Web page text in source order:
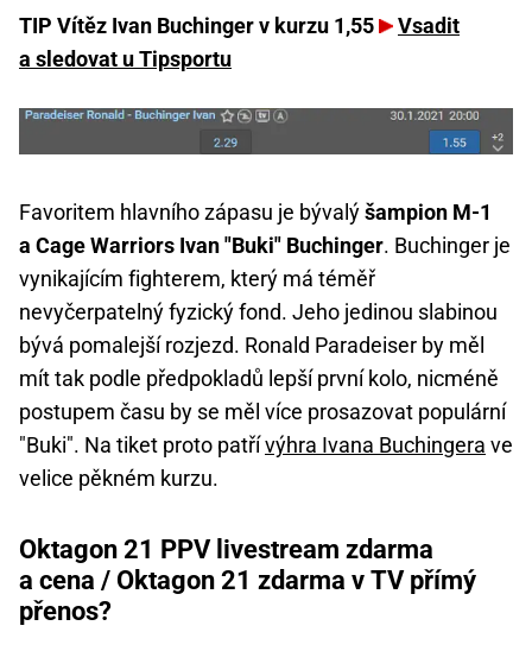
TIP Vítěz Ivan Buchinger v kurzu 1,55
Vsadit
a sledovat u Tipsportu
Favoritem hlavního zápasu je bývalýšampion M-1
a Cage Warriors Ivan "Buki" Buchinger. Buchinger je
vynikajícím fighterem, který má téměř
nevyčerpatelný fyzický fond. Jeho jedinou slabinou
bývá pomalejší rozjezd. Ronald Paradeiser by měl
mít tak podle předpokladů lepší první kolo, nicméně
postupem času by se měl více prosazovat populární
"Buki". Na tiket proto patřívýhra Ivana Buchingera ve
velice pěkném kurzu.
Oktagon 21 PPV livestream zdarma
a cena / Oktagon 21 zdarma v TV přímý
přenos?